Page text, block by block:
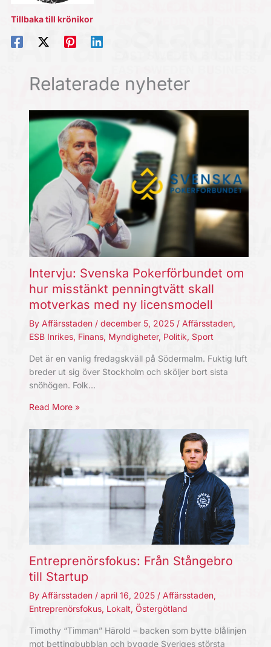
Tillbaka till krönikor
Relaterade nyheter
Intervju: Svenska Pokerförbundet om
hur misstänkt penningtvätt skall
motverkas med ny licensmodell
By Affärsstaden / december 5, 2025 / Affärsstaden,
ESB Inrikes, Finans, Myndigheter, Politik, Sport
Det är en vanlig fredagskväll på Södermalm. Fuktig luft
breder ut sig över Stockholm och sköljer bort sista
snöhögen. Folk…
Read More »
Entreprenörsfokus: Från Stångebro
till Startup
By Affärsstaden / april 16, 2025 / Affärsstaden,
Entreprenörsfokus, Lokalt, Östergötland
Timothy “Timman” Härold – backen som bytte blålinjen
mot bettingbubblan och byggde Sveriges största